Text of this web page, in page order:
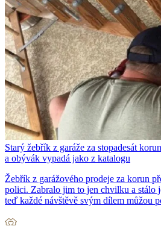
Starý žebřík z garáže za stopadesát
a obývák vypadá jako z katalogu
Žebřík z garážového prodeje za korun
polici. Zabralo jim to jen chvilku a stálo
teď každé návštěvě svým dílem můžou